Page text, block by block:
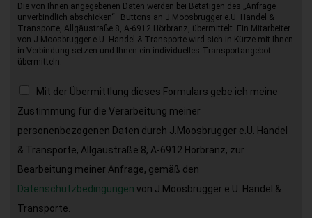
Die von Ihnen angegebenen Daten werden bei Betätigen des „Anfrage
unverbindlich abschicken“–Buttons an J.Moosbrugger e.U. Handel &
Transporte, Allgäustraße 8, A-6912 Hörbranz, übermittelt. Ein Mitarbeiter
von J.Moosbrugger e.U. Handel & Transporte wird sich in Kürze mit Ihnen
in Verbindung setzen und Ihnen ein individuelles Transportangebot
übermitteln.
Mit der Übermittlung dieses Formulars gebe ich meine
Zustimmung für die Verarbeitung meiner
personenbezogenen Daten durch J.Moosbrugger e.U. Handel
& Transporte, Allgäustraße 8, A-6912 Hörbranz, zur
Bearbeitung meiner Anfrage, gemäß den
Datenschutzbedingungen von J.Moosbrugger e.U. Handel &
Transporte.